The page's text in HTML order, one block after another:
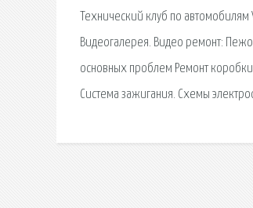
Технический клуб по
Видеогалерея. Видео ремонт: Пежо
основных проблем Ремонт
Система зажигания. Схемы